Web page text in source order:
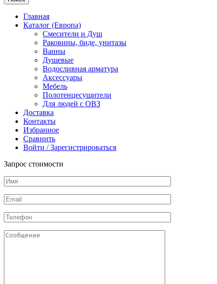
Главная
Каталог (Европа)
Смесители и Душ
Раковины, биде, унитазы
Ванны
Душевые
Водосливная арматура
Аксессуары
Мебель
Полотенцесушители
Для людей с ОВЗ
Доставка
Контакты
Избранное
Сравнить
Войти / Зарегистрироваться
Запрос стоимости